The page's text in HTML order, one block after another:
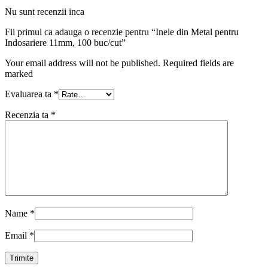
Nu sunt recenzii inca
Fii primul ca adauga o recenzie pentru “Inele din Metal pentru
Indosariere 11mm, 100 buc/cut”
Your email address will not be published. Required fields are
marked
Evaluarea ta *
Recenzia ta *
Name *
Email *